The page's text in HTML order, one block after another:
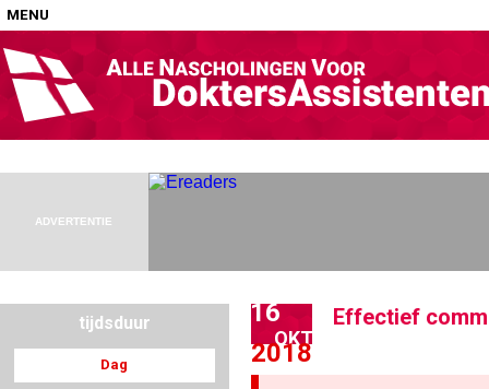
MENU
Home
Nascholingen op locatie (agenda)
Nascholingen online (elearning)
ADVERTENTIE
tijdsduur
Dag
16
OKT
2018
Effectief